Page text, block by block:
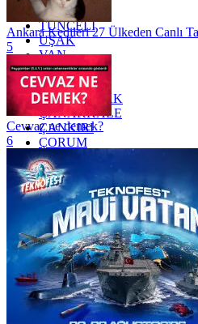
TRABZON
TUNCELİ
UŞAK
VAN
YALOVA
YOZGAT
ZONGULDAK
ÇANAKKALE
ÇANKIRI
ÇORUM
İSTANBUL
İZMİR
ŞANLIURFA
ŞIRNAK
Ankara Kedileri 27 Ülkeden Canlı
5
Cevvaz ne demek?
6